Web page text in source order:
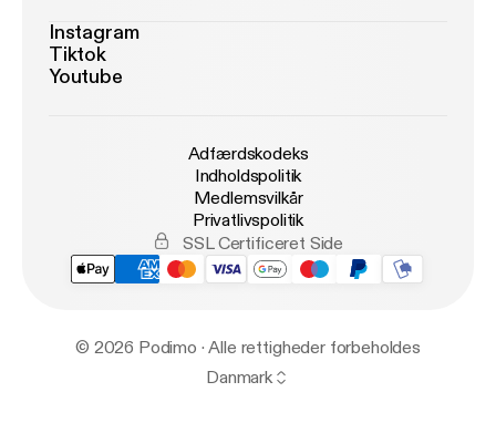
Instagram
Tiktok
Youtube
Adfærdskodeks
Indholdspolitik
Medlemsvilkår
Privatlivspolitik
SSL Certificeret Side
© 2026 Podimo · Alle rettigheder forbeholdes
Danmark